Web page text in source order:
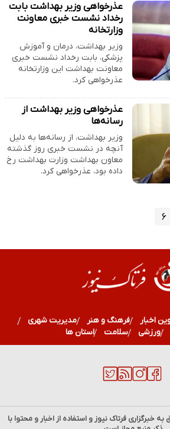
عذرخواهی وزیر بهداشت بابت
رخداد نشست خبری معاونت
وزارتخانه
وزیر بهداشت، درمان و آموزش
پزشکی، بابت رخداد نشست خبری
معاونت بهداشت این وزارتخانه
عذرخواهی کرد.
عذرخواهی وزیر بهداشت از
رسانه‌ها
وزیر بهداشت، از رسانه‌ها به دلیل
آنچه در نشست خبری روز گذشته
معاون بهداشت وزارت بهداشت رخ
داده بود، عذرخواهی کرد.
۶
اخبار فرهنگ و هنر
مدیریت شهری
ورزشی سلامت استان ها
به خبرگزاریفرتاک نیوز و استفاده از اخبار و محتوا با